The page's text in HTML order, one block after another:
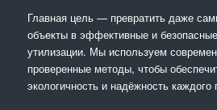
Главная цель — превратить даже
объекты в эффективные и
утилизации. Мы используем
проверенные методы, чтобы
экологичность и надёжность каждого